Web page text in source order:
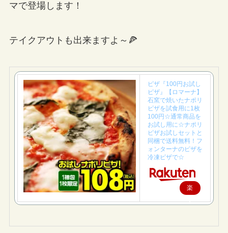
マで登場します！
テイクアウトも出来ますよ～🍕
ピザ『100円お試し
ピザ』【ロマーナ】
石窯で焼いたナポリ
ピザを試食用に1枚
100円☆通常商品を
お試し用に☆ナポリ
ピザお試しセットと
同梱で送料無料！フ
ォンターナのピザを
冷凍ピザで☆
楽
天
購